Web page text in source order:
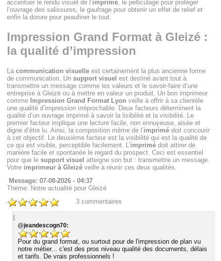
accentuer le rendu visuel de l’imprimé, le pelliculage pour protéger
l’ouvrage des salissures, le gaufrage pour obtenir un effet de relief et
enfin la dorure pour peaufiner le tout.
Impression Grand Format à Gleizé :
la qualité d’impression
Lacommunication visuelle est certainement la plus ancienne forme
de communication. Unsupport visuel est destiné avant tout à
transmettre un message comme les valeurs et le savoir-faire d’une
entreprise à Gleizé ou à mettre en valeur un produit. Un bon imprimeur
comme Impression Grand Format Lyon veille à offrir à sa clientèle
une qualité d’impression irréprochable. Deux facteurs déterminent la
qualité d’un ouvrage imprimé à savoir la lisibilité et la visibilité. Le
premier facteur implique une lecture facile, non ennuyeuse, aisée et
digne d’être lu. Ainsi, la composition même de l’imprimé doit concourir
à cet objectif. Le deuxième facteur est la visibilité qui est la qualité de
ce qui est visible, perceptible facilement. L’imprimé doit attirer de
manière facile et spontanée le regard du prospect. Ceci est essentiel
pour que lesupport visuel atteigne son but : transmettre un message.
Votre imprimeur à Gleizé veille à réunir ces deux qualités.
Message: 07-08-2026 - 04:37
Thème: Notre actualité pour Gleizé
3 commentaires
@jeandescogn70:
Pour du grand format, ou surtout pour de l'impression de plan vu
notre métier... c'est des pros niveau qualité des documents, délais
et tarifs. De vrais professionnels !